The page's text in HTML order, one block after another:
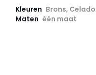
Kleuren Brons,
Maten één maat